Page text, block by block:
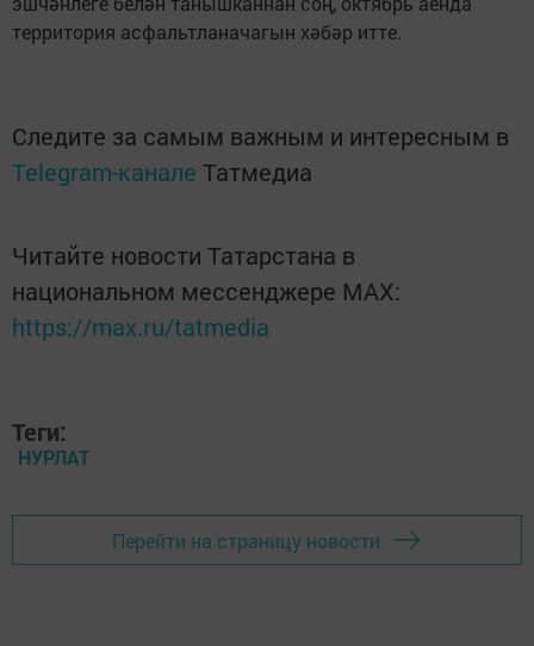
территория асфальтланачагын хәбәр итте.
Следите за самым важным и интересным в
Telegram-канале Татмедиа
Читайте новости Татарстана в
национальном мессенджере MАХ:
https://max.ru/tatmedia
Теги:
НУРЛАТ
Перейти на страницу новости